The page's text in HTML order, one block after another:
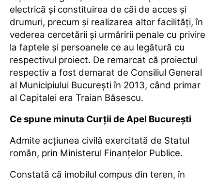
electrică şi constituirea de căi de acces şi
drumuri, precum şi realizarea altor facilităţi, în
vederea cercetării şi urmăririi penale cu privire
la faptele şi persoanele ce au legătură cu
respectivul proiect. De remarcat că proiectul
respectiv a fost demarat de Consiliul General
al Municipiului București în 2013, când primar
al Capitalei era Traian Băsescu.
Ce spune minuta Curții de Apel București
Admite acţiunea civilă exercitată de Statul
român, prin Ministerul Finanţelor Publice.
Constată că imobilul compus din teren, în